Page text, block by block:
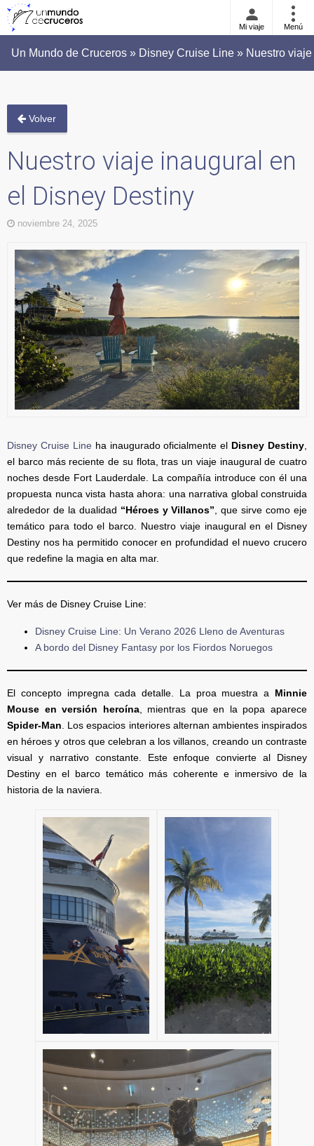
Mi viaje Menú
Un Mundo de Cruceros » Disney Cruise Line » Nuestro
Volver
Nuestro viaje inaugural en
el Disney Destiny
noviembre 24, 2025
Disney Cruise Line ha inaugurado oficialmente el Disney Destiny,
el barco más reciente de su flota, tras un viaje inaugural de cuatro
noches desde Fort Lauderdale. La compañía introduce con él una
propuesta nunca vista hasta ahora: una narrativa global construida
alrededor de la dualidad “Héroes y Villanos”, que sirve como eje
temático para todo el barco. Nuestro viaje inaugural en el Disney
Destiny nos ha permitido conocer en profundidad el nuevo crucero
que redefine la magia en alta mar.
Ver más de Disney Cruise Line:
Disney Cruise Line: Un Verano 2026 Lleno de Aventuras
A bordo del Disney Fantasy por los Fiordos Noruegos
El concepto impregna cada detalle. La proa muestra a Minnie
Mouse en versión heroína, mientras que en la popa aparece
Spider-Man. Los espacios interiores alternan ambientes inspirados
en héroes y otros que celebran a los villanos, creando un contraste
visual y narrativo constante. Este enfoque convierte al Disney
Destiny en el barco temático más coherente e inmersivo de la
historia de la naviera.